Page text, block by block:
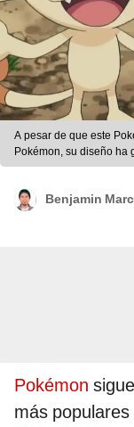
A pesar de que este
Pokémon, su diseño ha
videojuegos. Fuente:
Benjamin
Pokémon
más